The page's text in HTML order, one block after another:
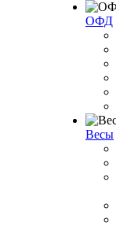
ОФД
Весы